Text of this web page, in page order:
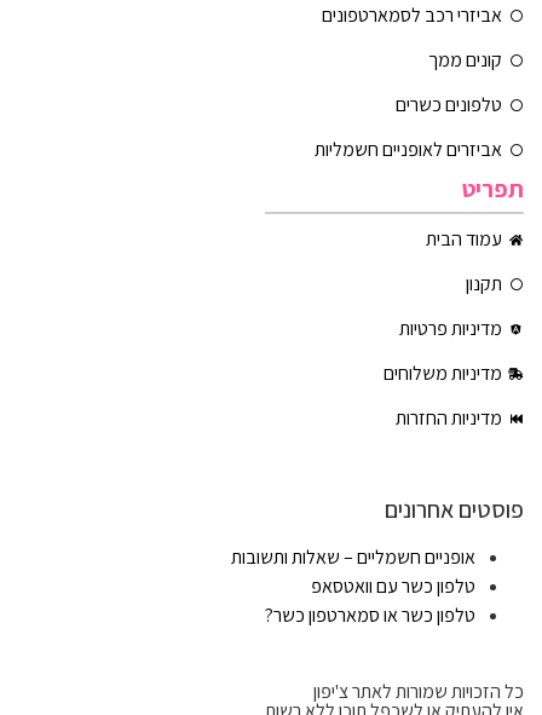
אביזרי רכב לסמארטפונים
קונים ממך
טלפונים כשרים
אביזרים לאופניים חשמליות
תפריט
עמוד הבית
תקנון
מדיניות פרטיות
מדיניות משלוחים
מדיניות החזרות
פוסטים אחרונים
אופניים חשמליים – שאלות ותשובות
טלפון כשר עם וואטסאפ
טלפון כשר או סמארטפון כשר?
כל הזכויות שמורות לאתר צ'יפון